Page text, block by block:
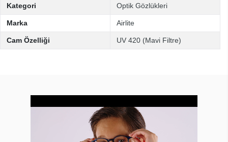
Kategori Optik Gözlükleri
Marka Airlite
Cam Özelliği UV 420 (Mavi Filtre)